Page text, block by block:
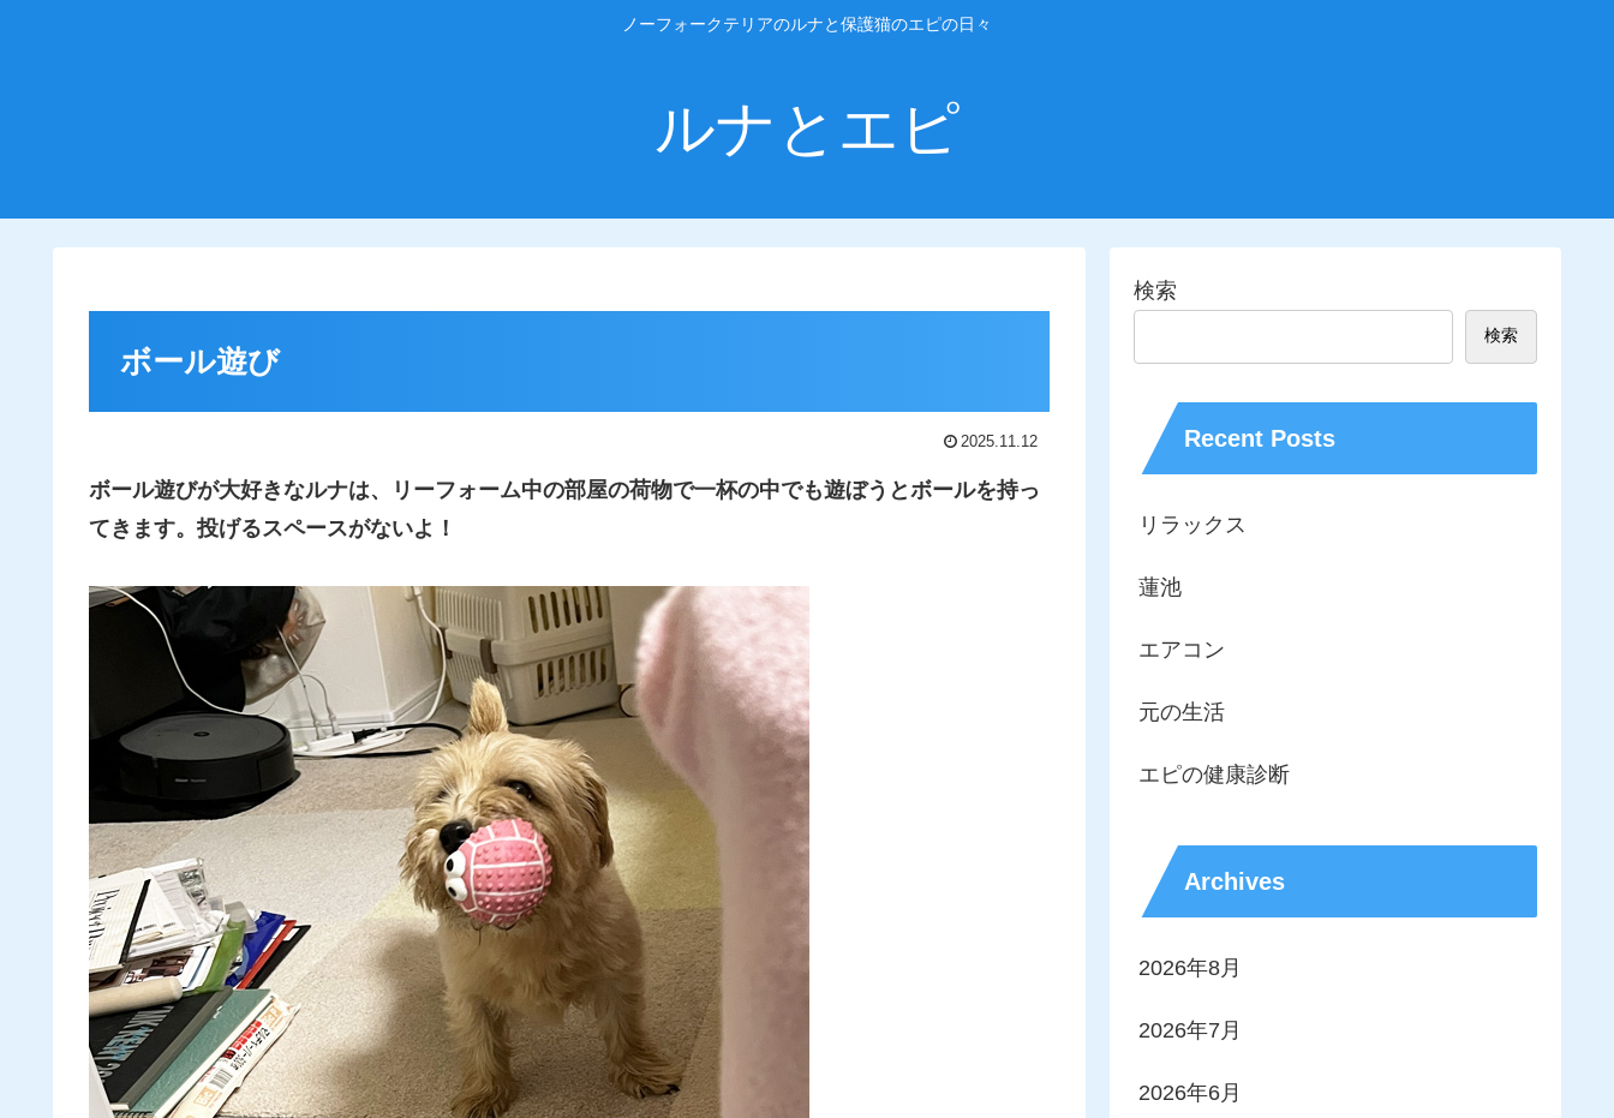
ノーフォークテリアのルナと保護猫のエピの日々
ルナとエピ
ボール遊び
2025.11.12
ボール遊びが大好きなルナは、リーフォーム中の部屋の荷物で一杯の中でも遊ぼうとボールを持っ
てきます。投げるスペースがないよ！
検索
検索
Recent Posts
リラックス
蓮池
エアコン
元の生活
エピの健康診断
Archives
2026年8月
2026年7月
2026年6月